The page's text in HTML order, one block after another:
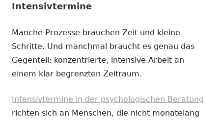
Intensivtermine
Manche Prozesse brauchen Zeit und kleine
Schritte. Und manchmal braucht es genau das
Gegenteil: konzentrierte, intensive Arbeit an
einem klar begrenzten Zeitraum.
Intensivtermine in der psychologischen Beratung
richten sich an Menschen, die nicht monatelang